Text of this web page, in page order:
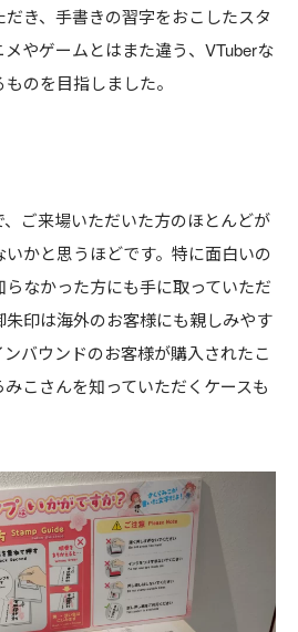
き、手書きの習字をおこしたスタ
やゲームとはまた違う、VTuberな
のを目指しました。
ご来場いただいた方のほとんどが
かと思うほどです。特に面白いの
なかった方にも手に取っていただ
印は海外のお客様にも親しみやす
バウンドのお客様が購入されたこ
こさんを知っていただくケースも